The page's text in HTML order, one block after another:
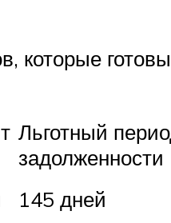
которые
Льготный
задолженности
145 дней